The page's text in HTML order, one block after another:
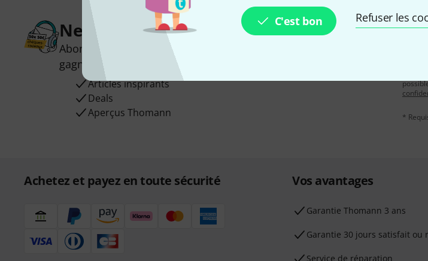
C'est bon Refuser les
Newsletters Thomann
Abonnez-vous à la newsletter Thomann et, avec un peu de chance,
gagnez l'un des 50 bons d'achat d'une valeur de 50 € chacun!
Articles inspirants
Deals
Aperçus Thomann
En
*
Achetez et payez en toute sécurité Vos avantages
Ga­ran­tie Thomann 3 ans
Garantie 30 jours satisfait ou
Service de réparation